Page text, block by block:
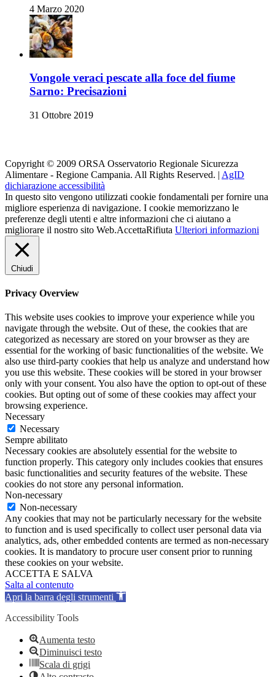
4 Marzo 2020
Vongole veraci pescate alla foce del fiume
Sarno: Precisazioni
31 Ottobre 2019
Copyright © 2009 ORSA Osservatorio Regionale Sicurezza
Alimentare - Regione Campania. All Rights Reserved. | AgID
dichiarazione accessibilità
In questo sito vengono utilizzati cookie fondamentali per fornire una
migliore esperienza di navigazione. I cookie memorizzano le
preferenze degli utenti e altre informazioni che ci aiutano a
migliorare il nostro sito Web.AccettaRifiuta Ulteriori informazioni
Chiudi
Privacy Overview
This website uses cookies to improve your experience while you
navigate through the website. Out of these, the cookies that are
categorized as necessary are stored on your browser as they are
essential for the working of basic functionalities of the website. We
also use third-party cookies that help us analyze and understand how
you use this website. These cookies will be stored in your browser
only with your consent. You also have the option to opt-out of these
cookies. But opting out of some of these cookies may affect your
browsing experience.
Necessary
Necessary
Sempre abilitato
Necessary cookies are absolutely essential for the website to
function properly. This category only includes cookies that ensures
basic functionalities and security features of the website. These
cookies do not store any personal information.
Non-necessary
Non-necessary
Any cookies that may not be particularly necessary for the website
to function and is used specifically to collect user personal data via
analytics, ads, other embedded contents are termed as non-necessary
cookies. It is mandatory to procure user consent prior to running
these cookies on your website.
ACCETTA E SALVA
Salta al contenuto
Apri la barra degli strumenti
Accessibility Tools
Aumenta testo
Diminuisci testo
Scala di grigi